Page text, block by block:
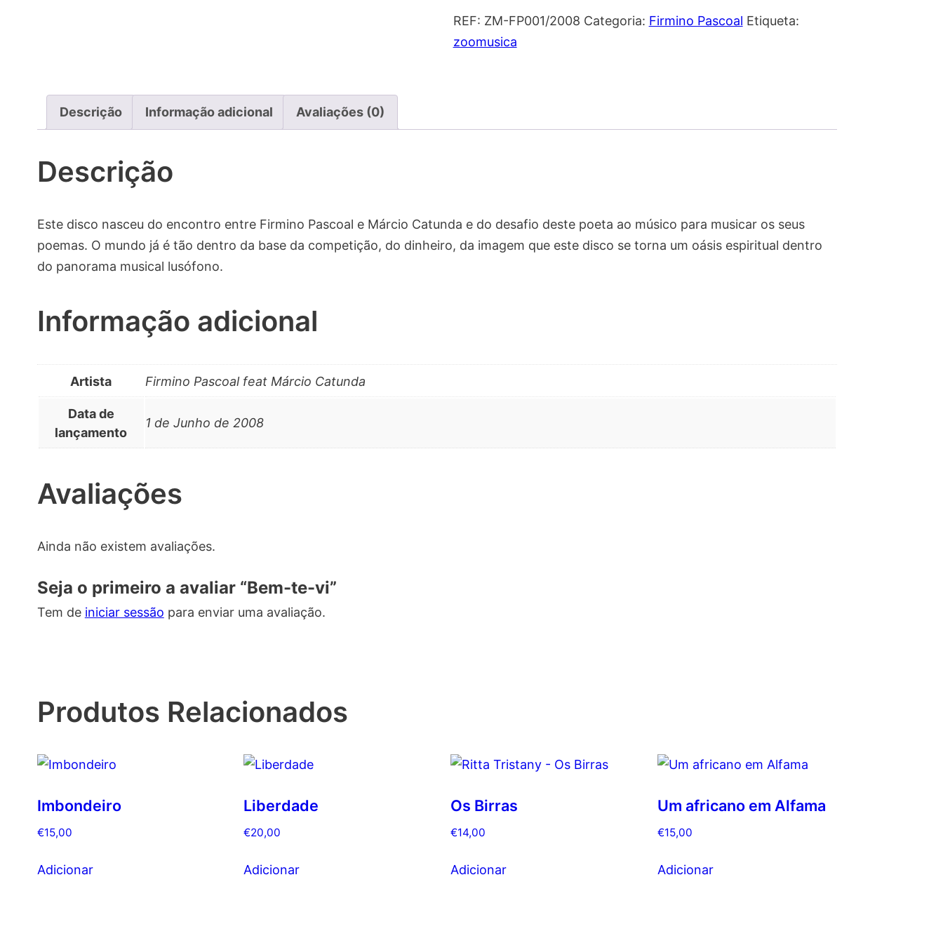
vi
REF: ZM-FP001/2008 Categoria: Firmino Pascoal Etiqueta:
zoomusica
Descrição Informação adicional Avaliações (0)
Descrição
Este disco nasceu do encontro entre Firmino Pascoal e Márcio Catunda e do desafio deste poeta ao músico para musicar os seus
poemas. O mundo já é tão dentro da base da competição, do dinheiro, da imagem que este disco se torna um oásis espiritual dentro
do panorama musical lusófono.
Informação adicional
Artista Firmino Pascoal feat Márcio Catunda
Data de
lançamento
1 de Junho de 2008
Avaliações
Ainda não existem avaliações.
Seja o primeiro a avaliar “Bem-te-vi”
Tem de iniciar sessão para enviar uma avaliação.
Produtos Relacionados
Imbondeiro
€15,00
Adicionar
Liberdade
€20,00
Adicionar
Os Birras
€14,00
Adicionar
Um africano em Alfama
€15,00
Adicionar